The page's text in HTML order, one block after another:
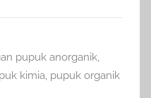
pupuk anorganik,
kimia, pupuk organik